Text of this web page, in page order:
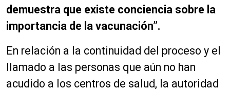
demuestra que existe conciencia sobre la
importancia de la vacunación”.
En relación a la continuidad del proceso y el
llamado a las personas que aún no han
acudido a los centros de salud, la autoridad